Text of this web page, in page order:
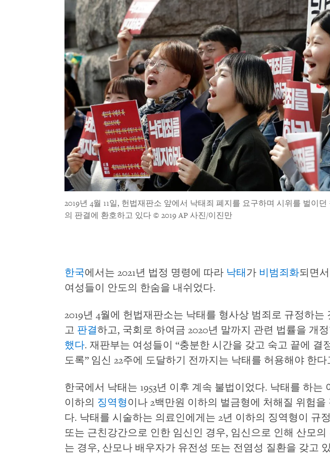
2019년 4월 11일, 헌법재판소 앞에서 낙태죄 폐지를 요구하며 시위를 벌이던
의 판결에 환호하고 있다 © 2019 AP 사진/이진만
한국에서는 2021년 법정 명령에 따라 낙태 가 비범죄화되면
여성들이 안도의 한숨을 내쉬었다.
2019년 4월에 헌법재판소는 낙태를 형사상 범죄로 규정하는
고 판결하고, 국회로 하여금 2020년 말까지 관련 법률을 개
했다. 재판부는 여성들이 “충분한 시간을 갖고 숙고 끝에 결
도록” 임신 22주에 도달하기 전까지는 낙태를 허용해야 한
한국에서 낙태는 1953년 이후 계속 불법이었다. 낙태를 하는
이하의 징역형 이나 2백만원 이하의 벌금형에 처해질 위험을
다. 낙태를 시술하는 의료인에게는 2년 이하의 징역형이 규
또는 근친강간으로 인한 임신인 경우, 임신으로 인해 산모
는 경우, 산모나 배우자가 유전성 또는 전염성 질환을 갖고